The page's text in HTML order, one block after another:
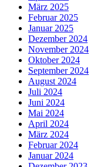
März 2025
Februar 2025
Januar 2025
Dezember 2024
November 2024
Oktober 2024
September 2024
August 2024
Juli 2024
Juni 2024
Mai 2024
April 2024
März 2024
Februar 2024
Januar 2024